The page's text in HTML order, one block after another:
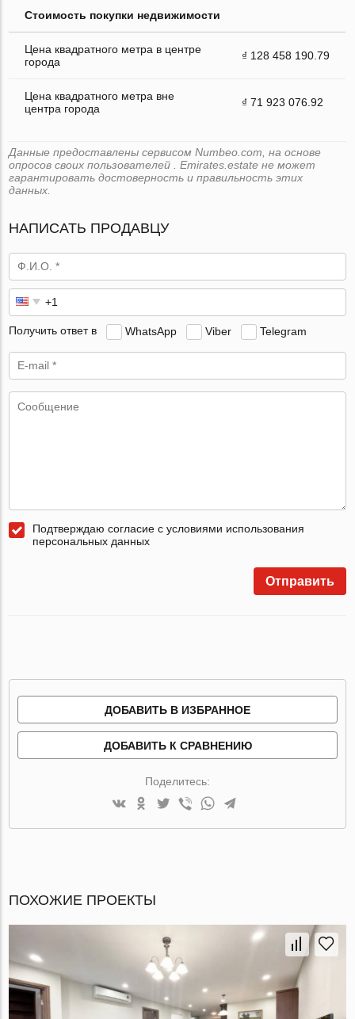
Стоимость покупки недвижимости
Цена квадратного метра в центре
города
₫ 128 458 190.79
Цена квадратного метра вне
центра города
₫ 71 923 076.92
Данные предоставлены сервисом Numbeo.com, на основе
опросов своих пользователей . Emirates.estate не может
гарантировать достоверность и правильность этих
данных.
НАПИСАТЬ ПРОДАВЦУ
Получить ответ в WhatsApp Viber Telegram
Подтверждаю согласие с условиями использования
персональных данных
Отправить
ДОБАВИТЬ В ИЗБРАННОЕ
ДОБАВИТЬ К СРАВНЕНИЮ
Поделитесь:
ПОХОЖИЕ ПРОЕКТЫ